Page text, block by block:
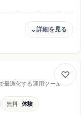
最適化する運用ツール
無料 体験